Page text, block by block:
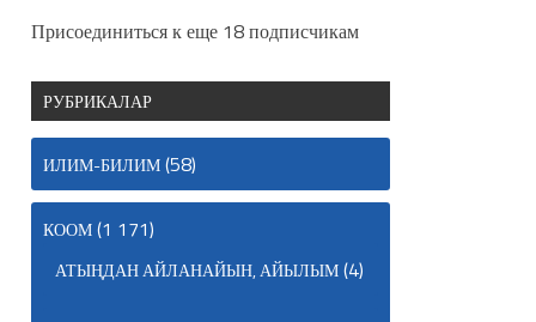
Присоединиться к еще 18 подписчикам
РУБРИКАЛАР
ИЛИМ-БИЛИМ(58)
КООМ(1 171)
АТЫҢДАН АЙЛАНАЙЫН, АЙЫЛЫМ(4)